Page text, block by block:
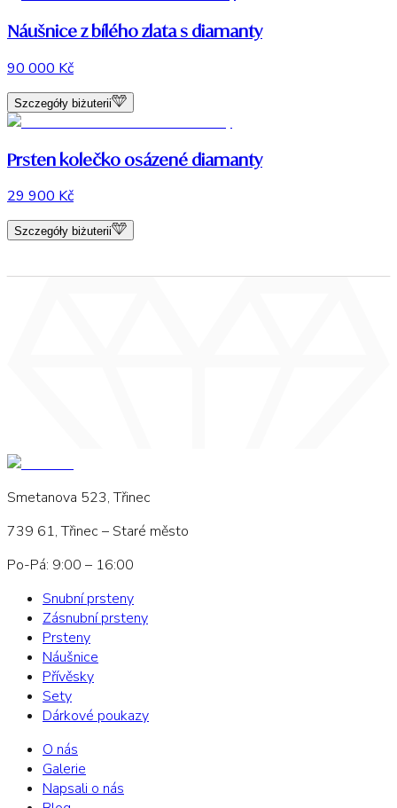
Náušnice z bílého zlata s diamanty
90 000 Kč
Szczegóły biżuterii
Prsten kolečko osázené diamanty
29 900 Kč
Szczegóły biżuterii
Smetanova 523, Třinec
739 61, Třinec – Staré město
Po-Pá: 9:00 – 16:00
Snubní prsteny
Zásnubní prsteny
Prsteny
Náušnice
Přívěsky
Sety
Dárkové poukazy
O nás
Galerie
Napsali o nás